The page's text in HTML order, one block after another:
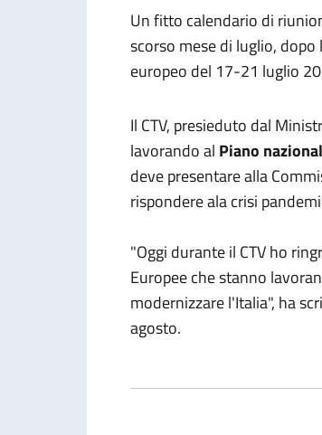
Un fitto calendario di
scorso mese di luglio,
europeo del 17-21 luglio
Il CTV, presieduto dal
lavorando al Piano
deve presentare alla
rispondere ala crisi
"Oggi durante il CTV ho
Europee che stanno
modernizzare l'Italia", ha
agosto.